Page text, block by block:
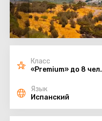
Класс
«Premium» до 8 чел.
Язык
Испанский